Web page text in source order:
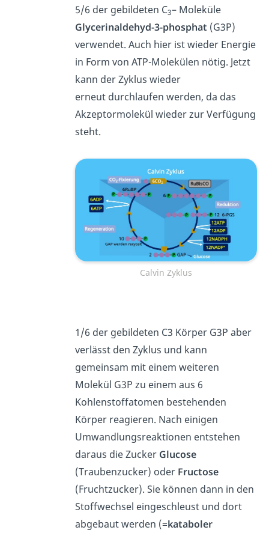
5/6 der gebildeten C3– Moleküle
Glycerinaldehyd-3-phosphat (G3P)
verwendet. Auch hier ist wieder Energie
in Form von ATP-Molekülen nötig. Jetzt
kann der Zyklus wieder
erneut durchlaufen werden, da das
Akzeptormolekül wieder zur Verfügung
steht.
Calvin Zyklus
1/6 der gebildeten C3 Körper G3P aber
verlässt den Zyklus und kann
gemeinsam mit einem weiteren
Molekül G3P zu einem aus 6
Kohlenstoffatomen bestehenden
Körper reagieren. Nach einigen
Umwandlungsreaktionen entstehen
daraus die Zucker Glucose
(Traubenzucker) oder Fructose
(Fruchtzucker). Sie können dann in den
Stoffwechsel eingeschleust und dort
abgebaut werden (=kataboler